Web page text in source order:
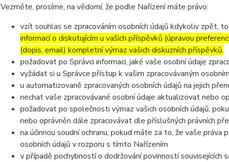
Vezměte, prosíme, na vědomí, že podle Nařízení máte právo:
vzít souhlas se zpracováním osobních údajů kdykoliv zpět,
informací o diskutujícím u vašich příspěvků (úpravou
(dopis, email) kompletní výmaz vašich diskuzních příspěvků.
požadovat po Správci informaci, jaké vaše osobní údaje
vyžádat si u Správce přístup k vašim zpracovávaným
u automatizovaně zpracovaných osobních údajů na jejich
nechat vaše zpracovávané osobní údaje aktualizovat nebo
požadovat po společnosti výmaz vašich osobních údajů,
nebo oprávněn dále zpracovávat dle příslušných právních
na účinnou soudní ochranu, pokud máte za to, že vaše
osobních údajů v rozporu s tímto Nařízením
v případě pochybností o dodržování povinností souvisejících